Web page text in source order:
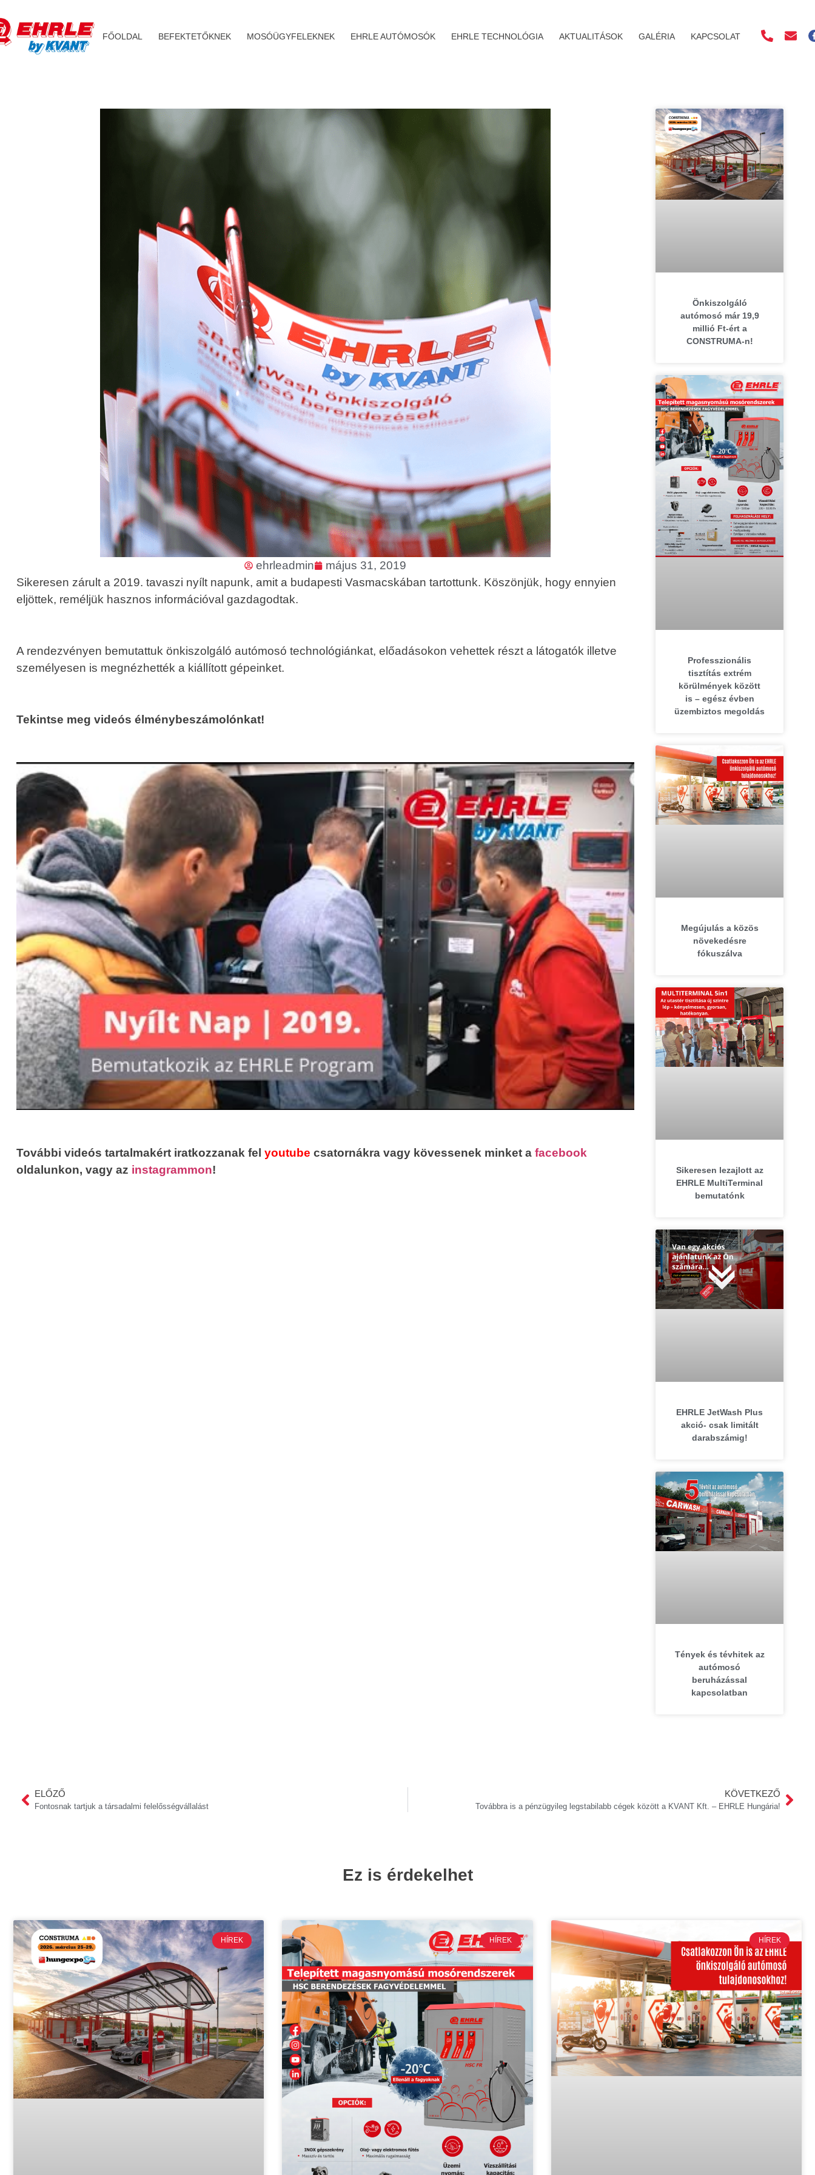
FŐOLDAL BEFEKTETŐKNEK MOSÓÜGYFELEKNEK EHRLE AUTÓMOSÓK EHRLE TECHNOLÓGIA AKTUALITÁSOK GALÉRIA KAPCSOLAT
ehrleadmin
május 31, 2019
Sikeresen zárult a 2019. tavaszi nyílt napunk, amit a budapesti Vasmacskában tartottunk. Köszönjük, hogy ennyien
eljöttek, reméljük hasznos információval gazdagodtak.
A rendezvényen bemutattuk önkiszolgáló autómosó technológiánkat, előadásokon vehettek részt a látogatók illetve
személyesen is megnézhették a kiállított gépeinket.
Tekintse meg videós élménybeszámolónkat!
További videós tartalmakért iratkozzanak fel youtube csatornákra vagy kövessenek minket a facebook
oldalunkon, vagy az instagrammon!
Önkiszolgáló
autómosó már 19,9
millió Ft-ért a
CONSTRUMA-n!
Professzionális
tisztítás extrém
körülmények között
is – egész évben
üzembiztos megoldás
Megújulás a közös
növekedésre
fókuszálva
Sikeresen lezajlott az
EHRLE MultiTerminal
bemutatónk
EHRLE JetWash Plus
akció- csak limitált
darabszámig!
Tények és tévhitek az
autómosó
beruházással
kapcsolatban
ELŐZŐ
Fontosnak tartjuk a társadalmi felelősségvállalást
KÖVETKEZŐ
Továbbra is a pénzügyileg legstabilabb cégek között a KVANT Kft. – EHRLE Hungária!
Ez is érdekelhet
HÍREK HÍREK HÍREK